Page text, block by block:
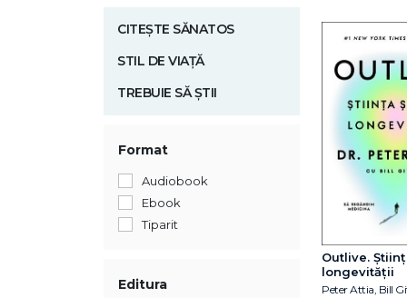
CITEȘTE SĂNATOS
STIL DE VIAȚĂ
TREBUIE SĂ ȘTII
Format
Audiobook
Ebook
Tiparit
Editura
Outlive.
longevității
Peter Attia, Bill